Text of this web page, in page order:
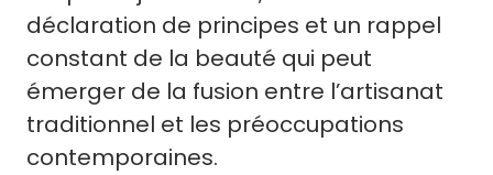
déclaration de principes et un rappel
constant de la beauté qui peut
émerger de la fusion entre l’artisanat
traditionnel et les préoccupations
contemporaines.